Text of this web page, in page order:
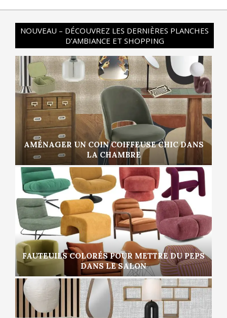
NOUVEAU – DÉCOUVREZ LES DERNIÈRES PLANCHES
D’AMBIANCE ET SHOPPING
AMÉNAGER UN COIN COIFFEUSE CHIC DANS
LA CHAMBRE
FAUTEUILS COLORÉS POUR METTRE DU PEPS
DANS LE SALON